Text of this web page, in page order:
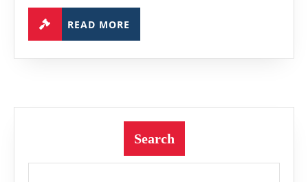
Online:
Waragaqq
READ MORE
Search